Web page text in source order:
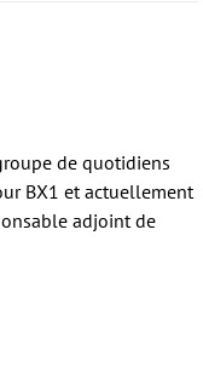
de quotidiens
BX1 et actuellement
adjoint de